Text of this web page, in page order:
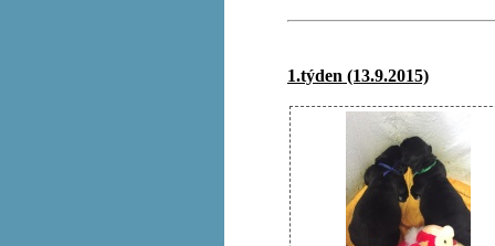
1.týden (13.9.2015)